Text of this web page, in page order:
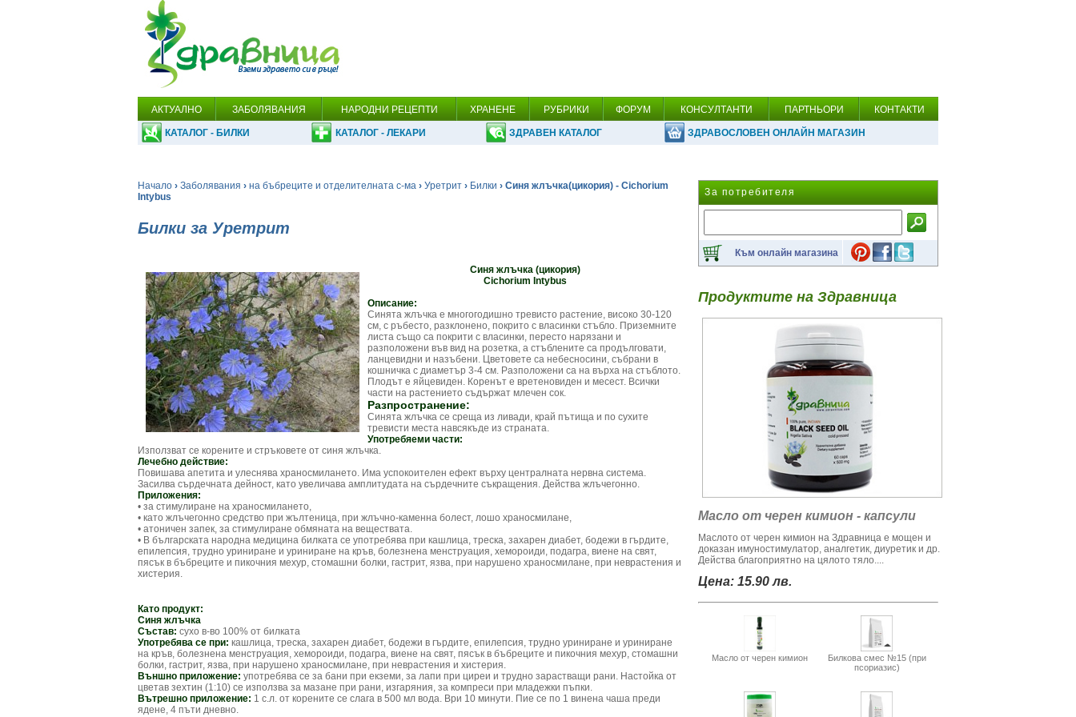
АКТУАЛНО ЗАБОЛЯВАНИЯ НАРОДНИ РЕЦЕПТИ ХРАНЕНЕ РУБРИКИ ФОРУМ КОНСУЛТАНТИ ПАРТНЬОРИ КОНТАКТИ
КАТАЛОГ - БИЛКИ КАТАЛОГ - ЛЕКАРИ ЗДРАВЕН КАТАЛОГ ЗДРАВОСЛОВЕН ОНЛАЙН МАГАЗИН
Начало › Заболявания › на бъбреците и отделителната с-ма › Уретрит › Билки › Синя жлъчка(цикория) - Cichorium
Intybus
Билки за Уретрит
Синя жлъчка (цикория)
Cichorium Intybus
Описание:
Синята жлъчка е многогодишно тревисто растение, високо 30-120
см, с ръбесто, разклонено, покрито с власинки стъбло. Приземните
листа също са покрити с власинки, пересто нарязани и
разположени във вид на розетка, а стъблените са продълговати,
ланцевидни и назъбени. Цветовете са небесносини, събрани в
кошничка с диаметър 3-4 см. Разположени са на върха на стъблото.
Плодът е яйцевиден. Коренът е вретеновиден и месест. Всички
части на растението съдържат млечен сок.
Разпространение:
Синята жлъчка се среща из ливади, край пътища и по сухите
тревисти места навсякъде из страната.
Употребяеми части:
Използват се корените и стръковете от синя жлъчка.
Лечебно действие:
Повишава апетита и улеснява храносмилането. Има успокоителен ефект върху централната нервна система.
Засилва сърдечната дейност, като увеличава амплитудата на сърдечните съкращения. Действа жлъчегонно.
Приложения:
• за стимулиране на храносмилането,
• като жлъчегонно средство при жълтеница, при жлъчно-каменна болест, лошо храносмилане,
• атоничен запек, за стимулиране обмяната на веществата.
• В българската народна медицина билката се употребява при кашлица, треска, захарен диабет, бодежи в гърдите,
епилепсия, трудно уриниране и уриниране на кръв, болезнена менструация, хемороиди, подагра, виене на свят,
пясък в бъбреците и пикочния мехур, стомашни болки, гастрит, язва, при нарушено храносмилане, при неврастения и
хистерия.
Като продукт:
Синя жлъчка
Състав: сухо в-во 100% от билката
Употребява се при: кашлица, треска, захарен диабет, бодежи в гърдите, епилепсия, трудно уриниране и уриниране
на кръв, болезнена менструация, хемороиди, подагра, виене на свят, пясък в бъбреците и пикочния мехур, стомашни
болки, гастрит, язва, при нарушено храносмилане, при неврастения и хистерия.
Външно приложение: употребява се за бани при екземи, за лапи при циреи и трудно зарастващи рани. Настойка от
цветав зехтин (1:10) се използва за мазане при рани, изгаряния, за компреси при младежки пъпки.
Вътрешно приложение: 1 с.л. от корените се слага в 500 мл вода. Ври 10 минути. Пие се по 1 винена чаша преди
ядене, 4 пъти дневно.
За потребителя
Към онлайн магазина
Продуктите на Здравница
Масло от черен кимион - капсули
Маслото от черен кимион на Здравница е мощен и
доказан имуностимулатор, аналгетик, диуретик и др.
Действа благоприятно на цялото тяло....
Цена: 15.90 лв.
Масло от черен кимион
Билкова смес №15 (при
псориазис)